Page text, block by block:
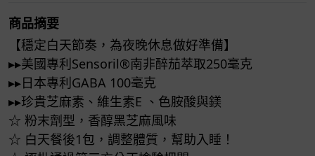
商品摘要
【穩定白天節奏，為夜晚休息做好準備】
▸▸美國專利Sensoril®南非醉茄萃取250毫克
▸▸日本專利GABA 100毫克
▸▸珍貴芝麻素、維生素E 、色胺酸與鎂
☆ 粉末劑型，香醇黑芝麻風味
☆ 白天餐後1包，調整體質，幫助入睡！